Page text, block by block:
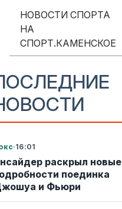
содержимому
НОВОСТИ СПОРТА
НА
СПОРТ.КАМЕНСКОЕ
·16:01
раскрыл новые
поединка
и Фьюри